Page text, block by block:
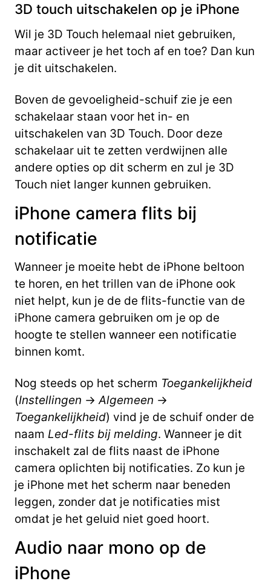
3D touch uitschakelen op je iPhone
Wil je 3D Touch helemaal niet gebruiken,
maar activeer je het toch af en toe? Dan kun
je dit uitschakelen.
Boven de gevoeligheid-schuif zie je een
schakelaar staan voor het in- en
uitschakelen van 3D Touch. Door deze
schakelaar uit te zetten verdwijnen alle
andere opties op dit scherm en zul je 3D
Touch niet langer kunnen gebruiken.
iPhone camera flits bij
notificatie
Wanneer je moeite hebt de iPhone beltoon
te horen, en het trillen van de iPhone ook
niet helpt, kun je de de flits-functie van de
iPhone camera gebruiken om je op de
hoogte te stellen wanneer een notificatie
binnen komt.
Nog steeds op het scherm Toegankelijkheid
(Instellingen ->Algemeen ->
Toegankelijkheid) vind je de schuif onder de
naam Led-flits bij melding. Wanneer je dit
inschakelt zal de flits naast de iPhone
camera oplichten bij notificaties. Zo kun je
je iPhone met het scherm naar beneden
leggen, zonder dat je notificaties mist
omdat je het geluid niet goed hoort.
Audio naar mono op de
iPhone